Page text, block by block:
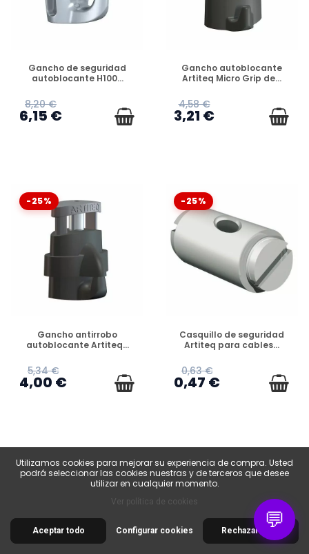
DISPONIBLE
Gancho de seguridad
autoblocante H100...
8,20 €
6,15 €
DISPONIBLE
Gancho autoblocante
Artiteq Micro Grip de...
4,58 €
3,21 €
-25%
DISPONIBLE
Gancho antirrobo
autoblocante Artiteq...
5,34 €
4,00 €
-25%
DISPONIBLE
Casquillo de seguridad
Artiteq para cables...
0,63 €
0,47 €
-25%
💬
Utilizamos cookies para mejorar su experiencia de compra. Usted
podrá seleccionar las cookies nuestras y de terceros que desee
utilizar en cualquier momento.
Ver política de cookies
Aceptar todo Rechazar todo
Configurar cookies